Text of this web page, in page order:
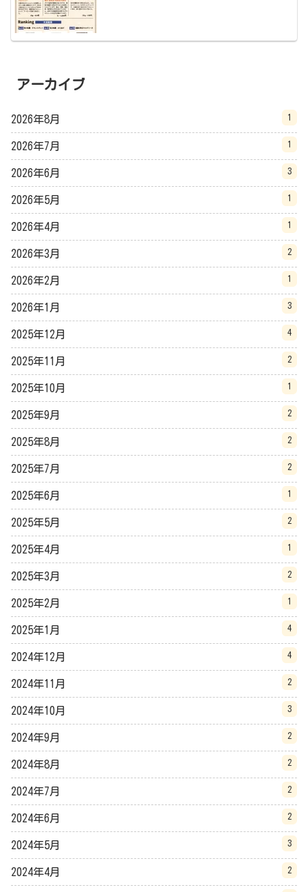
アーカイブ
2026年8月 1
2026年7月 1
2026年6月 3
2026年5月 1
2026年4月 1
2026年3月 2
2026年2月 1
2026年1月 3
2025年12月 4
2025年11月 2
2025年10月 1
2025年9月 2
2025年8月 2
2025年7月 2
2025年6月 1
2025年5月 2
2025年4月 1
2025年3月 2
2025年2月 1
2025年1月 4
2024年12月 4
2024年11月 2
2024年10月 3
2024年9月 2
2024年8月 2
2024年7月 2
2024年6月 2
2024年5月 3
2024年4月 2